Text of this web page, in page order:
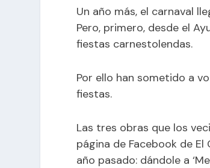
Un año más, el carnaval
Pero, primero, desde el
fiestas carnestolendas.
Por ello han sometido a
fiestas.
Las tres obras que los
página de Facebook de
año pasado: dándole a